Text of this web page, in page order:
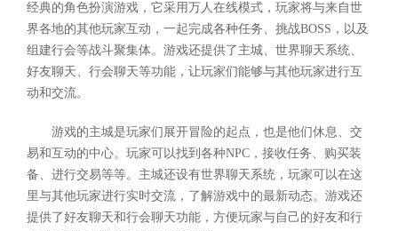
经典的角色扮演游戏，它采用万人在线模式，玩家将与来自世
界各地的其他玩家互动，一起完成各种任务、挑战BOSS，以及
组建行会等战斗聚集体。游戏还提供了主城、世界聊天系统、
好友聊天、行会聊天等功能，让玩家们能够与其他玩家进行互
动和交流。
游戏的主城是玩家们展开冒险的起点，也是他们休息、交
易和互动的中心。玩家可以找到各种NPC，接收任务、购买装
备、进行交易等等。主城还设有世界聊天系统，玩家可以在这
里与其他玩家进行实时交流，了解游戏中的最新动态。游戏还
提供了好友聊天和行会聊天功能，方便玩家与自己的好友和行